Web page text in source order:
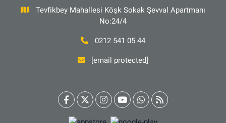
Tevfikbey Mahallesi Köşk Sokak Şevval Apartmanı
No:24/4
0212 541 05 44
[email protected]